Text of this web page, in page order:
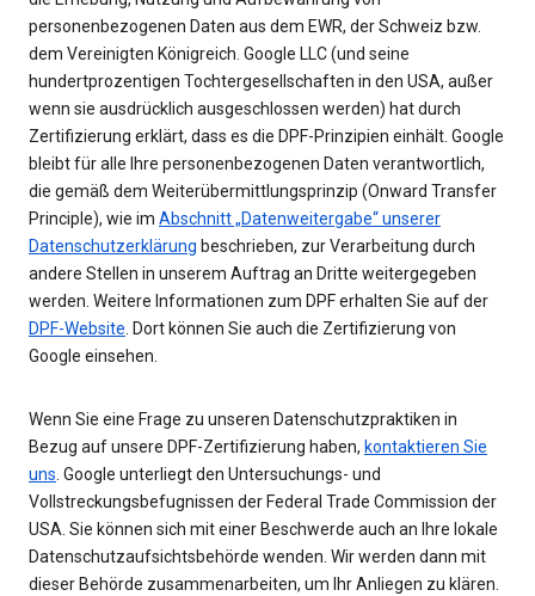
personenbezogenen Daten aus dem EWR, der Schweiz bzw.
dem Vereinigten Königreich. Google LLC (und seine
hundertprozentigen Tochtergesellschaften in den USA, außer
wenn sie ausdrücklich ausgeschlossen werden) hat durch
Zertifizierung erklärt, dass es die DPF-Prinzipien einhält. Google
bleibt für alle Ihre personenbezogenen Daten verantwortlich,
die gemäß dem Weiterübermittlungsprinzip (Onward Transfer
Principle), wie im Abschnitt „Datenweitergabe“ unserer
Datenschutzerklärung beschrieben, zur Verarbeitung durch
andere Stellen in unserem Auftrag an Dritte weitergegeben
werden. Weitere Informationen zum DPF erhalten Sie auf der
DPF-Website. Dort können Sie auch die Zertifizierung von
Google einsehen.
Wenn Sie eine Frage zu unseren Datenschutzpraktiken in
Bezug auf unsere DPF-Zertifizierung haben, kontaktieren Sie
uns. Google unterliegt den Untersuchungs- und
Vollstreckungsbefugnissen der Federal Trade Commission der
USA. Sie können sich mit einer Beschwerde auch an Ihre lokale
Datenschutzaufsichtsbehörde wenden. Wir werden dann mit
dieser Behörde zusammenarbeiten, um Ihr Anliegen zu klären.